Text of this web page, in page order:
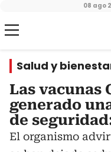
08 ago
Salud y
Las vacunas
generado
de
El organismo